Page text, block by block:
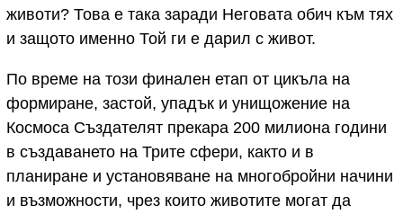
животи? Това е така заради Неговата обич към тях
и защото именно Той ги е дарил с живот.
По време на този финален етап от цикъла на
формиране, застой, упадък и унищожение на
Космоса Създателят прекара 200 милиона години
в създаването на Трите сфери, както и в
планиране и установяване на многобройни начини
и възможности, чрез които животите могат да